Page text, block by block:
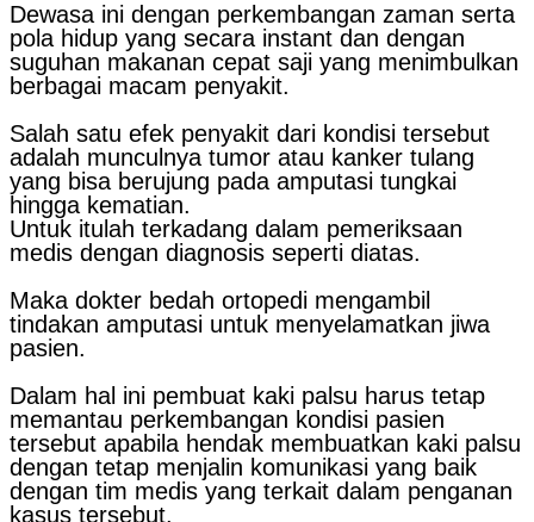
Dewasa ini dengan perkembangan zaman serta
pola hidup yang secara instant dan dengan
suguhan makanan cepat saji yang menimbulkan
berbagai macam penyakit.
Salah satu efek penyakit dari kondisi tersebut
adalah munculnya tumor atau kanker tulang
yang bisa berujung pada amputasi tungkai
hingga kematian.
Untuk itulah terkadang dalam pemeriksaan
medis dengan diagnosis seperti diatas.
Maka dokter bedah ortopedi mengambil
tindakan amputasi untuk menyelamatkan jiwa
pasien.
Dalam hal ini pembuat kaki palsu harus tetap
memantau perkembangan kondisi pasien
tersebut apabila hendak membuatkan kaki palsu
dengan tetap menjalin komunikasi yang baik
dengan tim medis yang terkait dalam penganan
kasus tersebut.